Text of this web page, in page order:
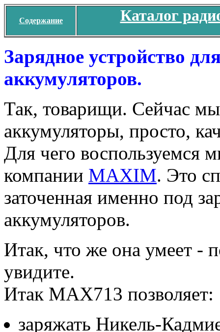
Содержание Каталог
Зарядное устройство
аккумуляторов.
Так, товарищи. Сейчас
аккумуляторы, просто,
Для чего воспользуемся
компании MAXIM. Это
заточенная именно под
аккумуляторов.
Итак, что же она умеет -
увидите.
Итак MAX713 позволяет:
заряжать Никель-